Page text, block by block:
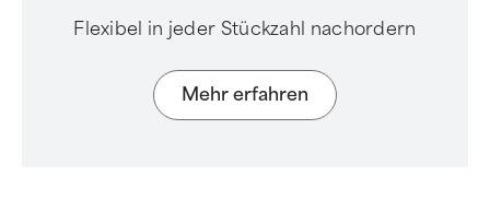
Flexibel in jeder Stückzahl nachordern
Mehr erfahren